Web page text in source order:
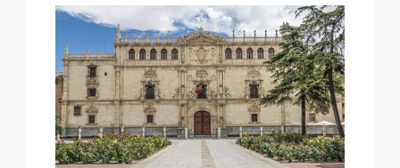
MEMORIAS DE ALCALÁ
(III)